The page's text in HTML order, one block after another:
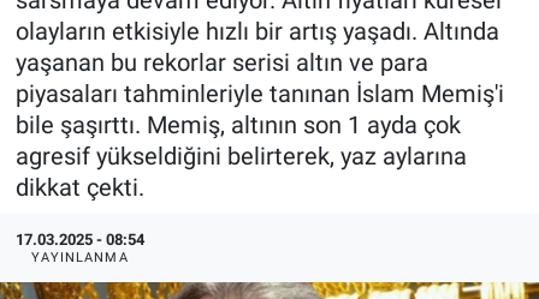
olayların etkisiyle hızlı bir artış yaşadı. Altında
yaşanan bu rekorlar serisi altın ve para
piyasaları tahminleriyle tanınan İslam Memiş'i
bile şaşırttı. Memiş, altının son 1 ayda çok
agresif yükseldiğini belirterek, yaz aylarına
dikkat çekti.
17.03.2025 - 08:54
YAYINLANMA
Ege Saati
Ege'den Esintiler
Eğitim
Eğlence
Ekonomi
Yayın Akışı
İletişim
Haber Arşivi